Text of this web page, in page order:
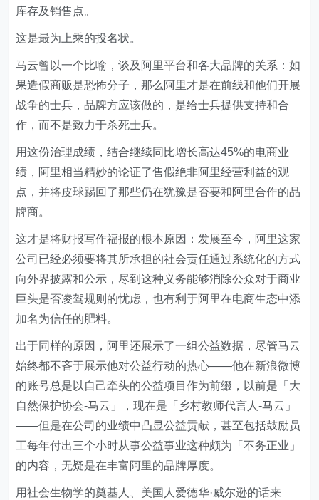
库存及销售点。
这是最为上乘的投名状。
马云曾以一个比喻，谈及阿里平台和各大品牌的关系：如
果造假商贩是恐怖分子，那么阿里才是在前线和他们开展
战争的士兵，品牌方应该做的，是给士兵提供支持和合
作，而不是致力于杀死士兵。
用这份治理成绩，结合继续同比增长高达45%的电商业
绩，阿里相当精妙的论证了售假绝非阿里经营利益的观
点，并将皮球踢回了那些仍在犹豫是否要和阿里合作的品
牌商。
这才是将财报写作福报的根本原因：发展至今，阿里这家
公司已经必须要将其所承担的社会责任通过系统化的方式
向外界披露和公示，尽到这种义务能够消除公众对于商业
巨头是否凌驾规则的忧虑，也有利于阿里在电商生态中添
加名为信任的肥料。
出于同样的原因，阿里还展示了一组公益数据，尽管马云
始终都不吝于展示他对公益行动的热心——他在新浪微博
的账号总是以自己牵头的公益项目作为前缀，以前是「大
自然保护协会-马云」，现在是「乡村教师代言人-马云」
——但是在公司的业绩中凸显公益贡献，甚至包括鼓励员
工每年付出三个小时从事公益事业这种颇为「不务正业」
的内容，无疑是在丰富阿里的品牌厚度。
用社会生物学的奠基人、美国人爱德华·威尔逊的话来